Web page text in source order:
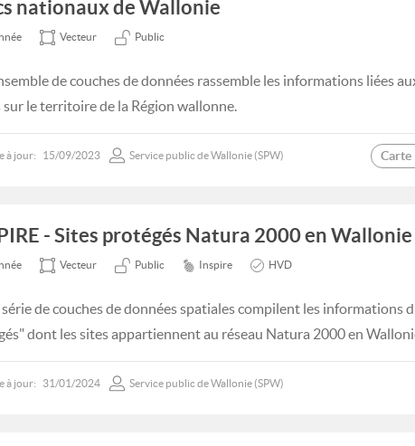
nationaux de Wallonie
Vecteur Public
de couches de données rassemble les informations liées
sur le territoire de la Région wallonne.
à jour: 15/09/2023 Service public de Wallonie (SPW) Carte
- Sites protégés Natura 2000 en Wallonie
Vecteur Public Inspire HVD
de couches de données spatiales compilent les informations
dont les sites appartiennent au réseau Natura 2000 en
à jour: 31/01/2024 Service public de Wallonie (SPW)